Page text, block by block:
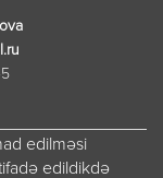
edilməsi
edildikdə